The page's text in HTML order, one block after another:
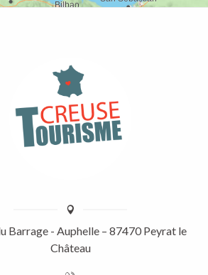
Barrage - Auphelle – 87470 Peyrat le
Château